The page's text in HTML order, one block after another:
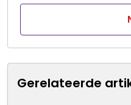
Gerelateerde